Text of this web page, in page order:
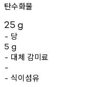
탄수화물
25 g
- 당
5 g
- 대체 감미료
-
- 식이섬유